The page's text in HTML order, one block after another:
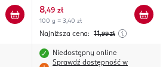
8,49 zł
100 g = 3,40 zł
Najniższa cena: 11,99 zł
Niedostępny online
Sprawdź dostępność w